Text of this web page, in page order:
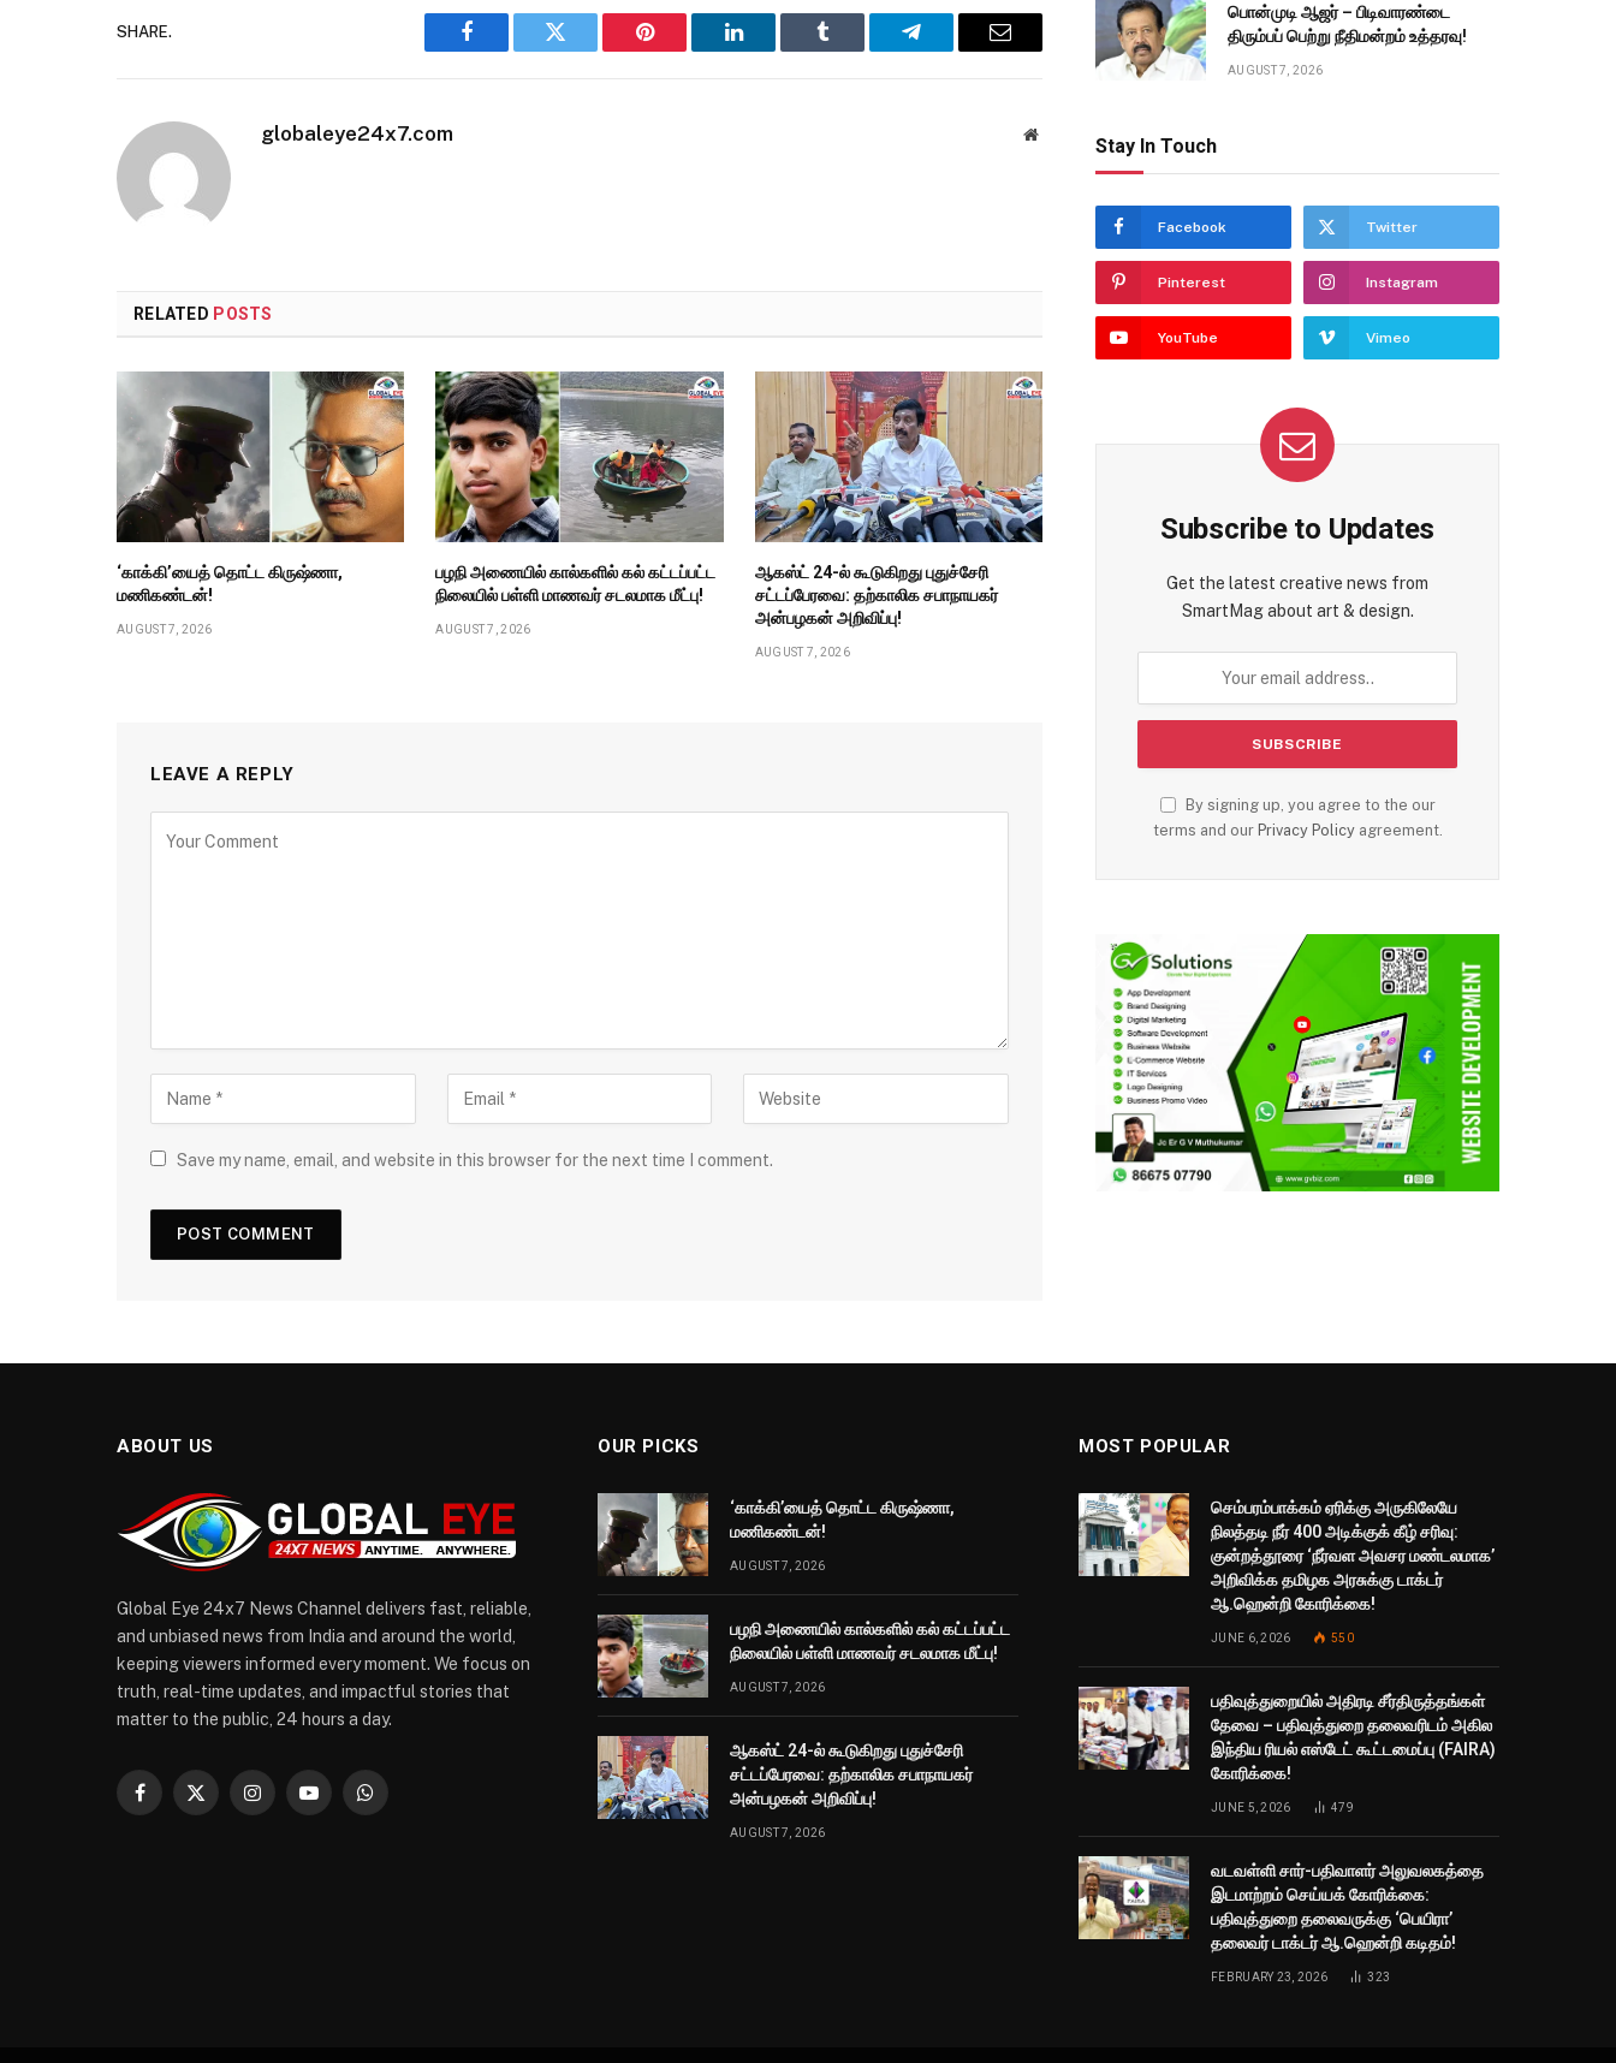
SHARE.
Facebook Twitter Pinterest LinkedIn Tumblr Telegram Email
globaleye24x7.com Website
RELATED POSTS
‘காக்கி’யைத் தொட்ட கிருஷ்ணா,
மணிகண்டன்!
AUGUST 7, 2026
பழநி அணையில் கால்களில் கல் கட்டப்பட்ட
நிலையில் பள்ளி மாணவர் சடலமாக மீட்பு!
AUGUST 7, 2026
ஆகஸ்ட் 24-ல் கூடுகிறது புதுச்சேரி
சட்டப்பேரவை: தற்காலிக சபாநாயகர்
அன்பழகன் அறிவிப்பு!
AUGUST 7, 2026
LEAVE A REPLY
Save my name, email, and website in this browser for the next time I comment.
பொன்முடி ஆஜர் – பிடிவாரண்டை
திரும்பப் பெற்று நீதிமன்றம் உத்தரவு!
AUGUST 7, 2026
Stay In Touch
Facebook Twitter
Pinterest Instagram
YouTube Vimeo
Subscribe to Updates
Get the latest creative news from
SmartMag about art & design.
By signing up, you agree to the our
terms and our Privacy Policyagreement.
ABOUT US
Global Eye 24x7 News Channel delivers fast, reliable,
and unbiased news from India and around the world,
keeping viewers informed every moment. We focus on
truth, real-time updates, and impactful stories that
matter to the public, 24 hours a day.
Facebook
X
InstagramYouTubeWhatsApp
OUR PICKS
‘காக்கி’யைத் தொட்ட கிருஷ்ணா,
மணிகண்டன்!
AUGUST 7, 2026
பழநி அணையில் கால்களில் கல் கட்டப்பட்ட
நிலையில் பள்ளி மாணவர் சடலமாக மீட்பு!
AUGUST 7, 2026
ஆகஸ்ட் 24-ல் கூடுகிறது புதுச்சேரி
சட்டப்பேரவை: தற்காலிக சபாநாயகர்
அன்பழகன் அறிவிப்பு!
AUGUST 7, 2026
MOST POPULAR
செம்பரம்பாக்கம் ஏரிக்கு அருகிலேயே
நிலத்தடி நீர் 400 அடிக்குக் கீழ் சரிவு:
குன்றத்தூரை ‘நீர்வள அவசர மண்டலமாக’
அறிவிக்க தமிழக அரசுக்கு டாக்டர்
ஆ.ஹென்றி கோரிக்கை!
JUNE 6, 2026 550
பதிவுத்துறையில் அதிரடி சீர்திருத்தங்கள்
தேவை – பதிவுத்துறை தலைவரிடம் அகில
இந்திய ரியல் எஸ்டேட் கூட்டமைப்பு (FAIRA)
கோரிக்கை!
JUNE 5, 2026 479
வடவள்ளி சார்-பதிவாளர் அலுவலகத்தை
இடமாற்றம் செய்யக் கோரிக்கை:
பதிவுத்துறை தலைவருக்கு ‘பெயிரா’
தலைவர் டாக்டர் ஆ.ஹென்றி கடிதம்!
FEBRUARY 23, 2026 323